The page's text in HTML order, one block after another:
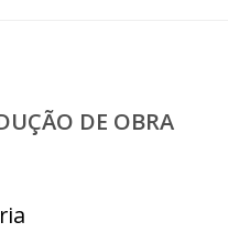
DE OBRA